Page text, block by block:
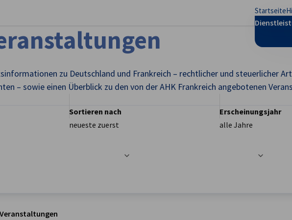
Startseite
zu Deutschland und Frankreich – rechtlicher und steuerlicher
– sowie einen Überblick zu den von der AHK Frankreich angebotenen
aktualisiert
Sortieren nach
neueste zuerst
Erscheinungsjahr
alle Jahre